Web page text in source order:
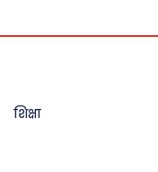
शिक्षा